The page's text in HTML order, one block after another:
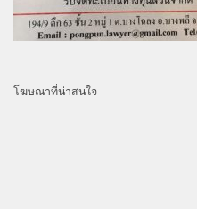
โฆษณาที่น่าสนใจ